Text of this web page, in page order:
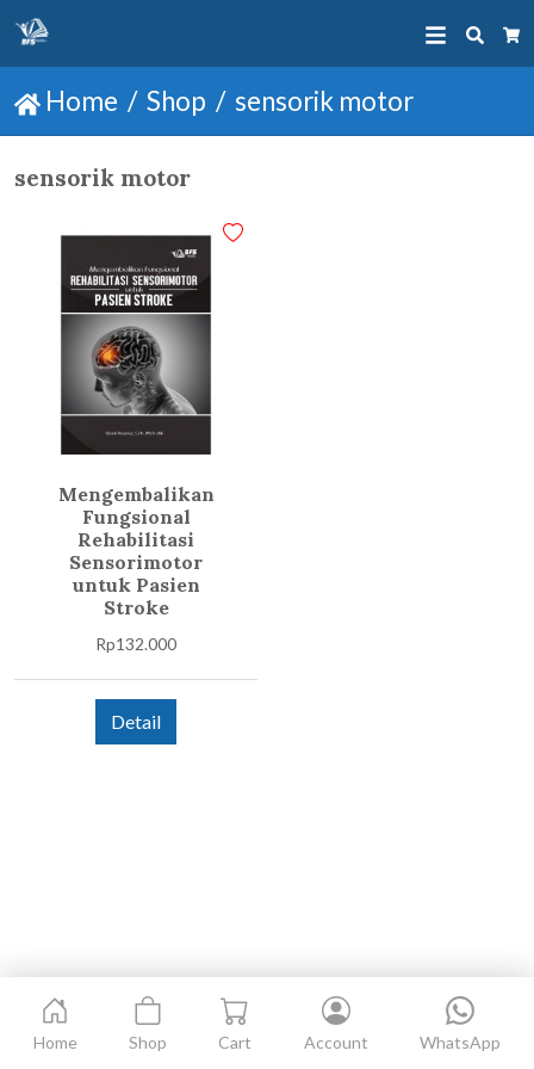
Search
Home Shop sensorik motor
sensorik motor
Mengembalikan
Fungsional
Rehabilitasi
Sensorimotor
untuk Pasien
Stroke
Rp132.000
Detail
Home Shop Cart Account WhatsApp